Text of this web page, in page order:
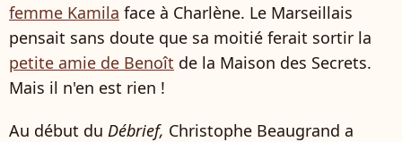
femme Kamila face à Charlène. Le Marseillais
pensait sans doute que sa moitié ferait sortir la
petite amie de Benoît de la Maison des Secrets.
Mais il n'en est rien !
Au début du Débrief, Christophe Beaugrand a